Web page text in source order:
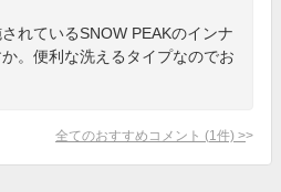
れているSNOW PEAKのインナ
。便利な洗えるタイプなのでお
全てのおすすめコメント (1 件) >